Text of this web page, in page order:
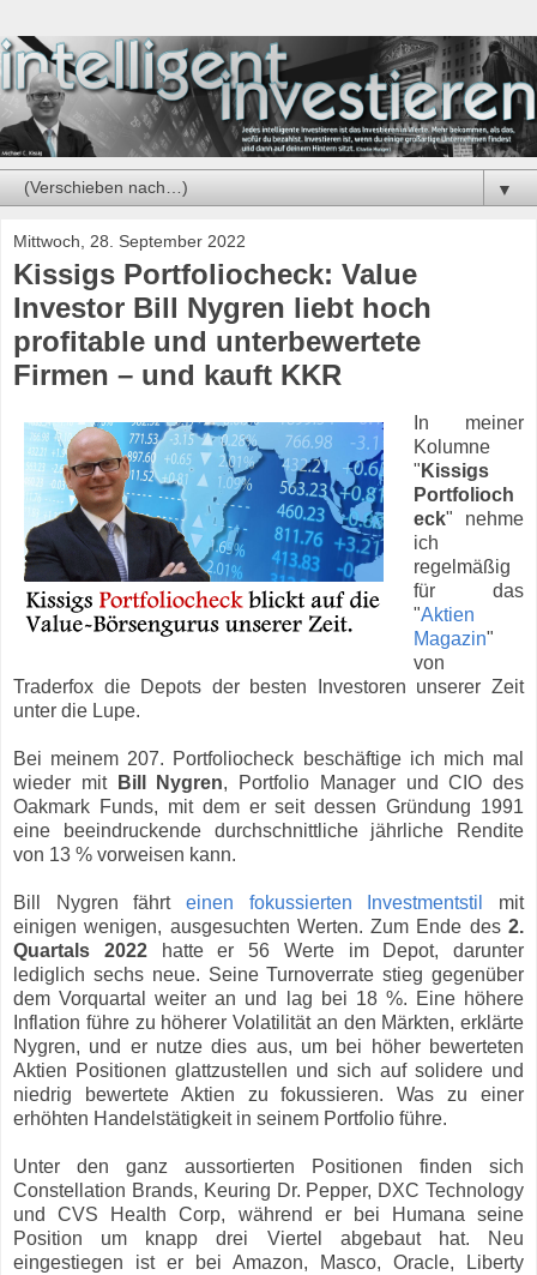
▼
Mittwoch, 28. September 2022
Kissigs Portfoliocheck: Value
Investor Bill Nygren liebt hoch
profitable und unterbewertete
Firmen – und kauft KKR
In meiner
Kolumne
" Kissigs
Portfolioch
eck" nehme
ich
regelmäßig
für das
"Aktien
Magazin"
von
Traderfox die Depots der besten Investoren unserer Zeit
unter die Lupe.
Bei meinem 207. Portfoliocheck beschäftige ich mich mal
wieder mit
Bill Nygren, Portfolio Manager und CIO des
Oakmark Funds, mit dem er seit dessen Gründung 1991
eine beeindruckende durchschnittliche jährliche Rendite
von 13 % vorweisen kann.
Bill Nygren fährt einen fokussierten Investmentstil
mit
einigen wenigen, ausgesuchten Werten. Zum Ende des 2.
Quartals 2022hatte er 56 Werte im Depot, darunter
lediglich sechs neue. Seine Turnoverrate stieg gegenüber
dem Vorquartal weiter an und lag bei 18 %. Eine höhere
Inflation führe zu höherer Volatilität an den Märkten, erklärte
Nygren, und er nutze dies aus, um bei höher bewerteten
Aktien Positionen glattzustellen und sich auf solidere und
niedrig bewertete Aktien zu fokussieren. Was zu einer
erhöhten Handelstätigkeit in seinem Portfolio führe.
Unter den ganz aussortierten Positionen finden sich
Constellation Brands, Keuring Dr. Pepper, DXC Technology
und CVS Health Corp, während er bei Humana seine
Position um knapp drei Viertel abgebaut hat. Neu
eingestiegen ist er bei Amazon, Masco, Oracle, Liberty